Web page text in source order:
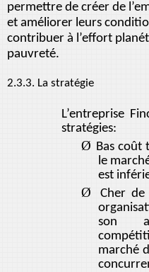
permettre de créer de
et améliorer leurs
contribuer à l’effort
pauvreté.
2.3.3. La stratégie
L’entreprise
stratégies:
Ø Bas coût
le
est
Ø
Cher
son
marché